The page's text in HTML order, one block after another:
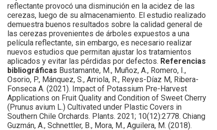
reflectante provocó una disminución en la acidez de las
cerezas, luego de su almacenamiento. El estudio realizado
demuestra buenos resultados sobre la calidad general de
las cerezas provenientes de árboles expuestos a una
película reflectante, sin embargo, es necesario realizar
nuevos estudios que permitan ajustar los tratamientos
aplicados y evitar las pérdidas por defectos. Referencias
bibliográficas Bustamante, M., Muñoz, A., Romero, I.,
Osorio, P., Mánquez, S., Arriola, R., Reyes-Díaz M, Ribera-
Fonseca A. (2021). Impact of Potassium Pre-Harvest
Applications on Fruit Quality and Condition of Sweet Cherry
(Prunus avium L.) Cultivated under Plastic Covers in
Southern Chile Orchards. Plants. 2021; 10(12):2778. Chiang
Guzmán, A., Schnettler, B., Mora, M., Aguilera, M. (2018).